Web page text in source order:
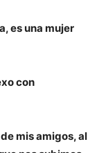
es una mujer
con
mis amigos, al